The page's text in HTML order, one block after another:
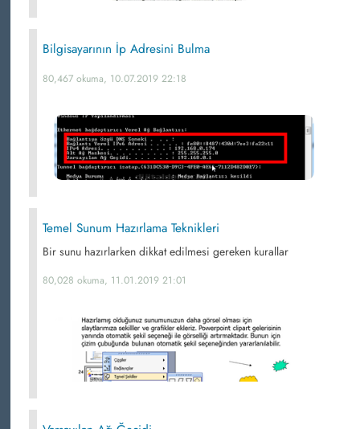
Bilgisayarının İp Adresini Bulma
80,467 okuma, 10.07.2019 22:18
Temel Sunum Hazırlama Teknikleri
Bir sunu hazırlarken dikkat edilmesi gereken kurallar
80,028 okuma, 11.01.2019 21:01